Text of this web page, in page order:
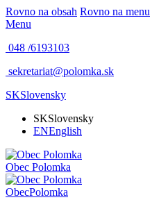
Rovno na obsah Rovno na menu
Menu
048 /6193103
sekretariat@polomka.sk
SKSlovensky
SKSlovensky
ENEnglish
Obec Polomka
ObecPolomka